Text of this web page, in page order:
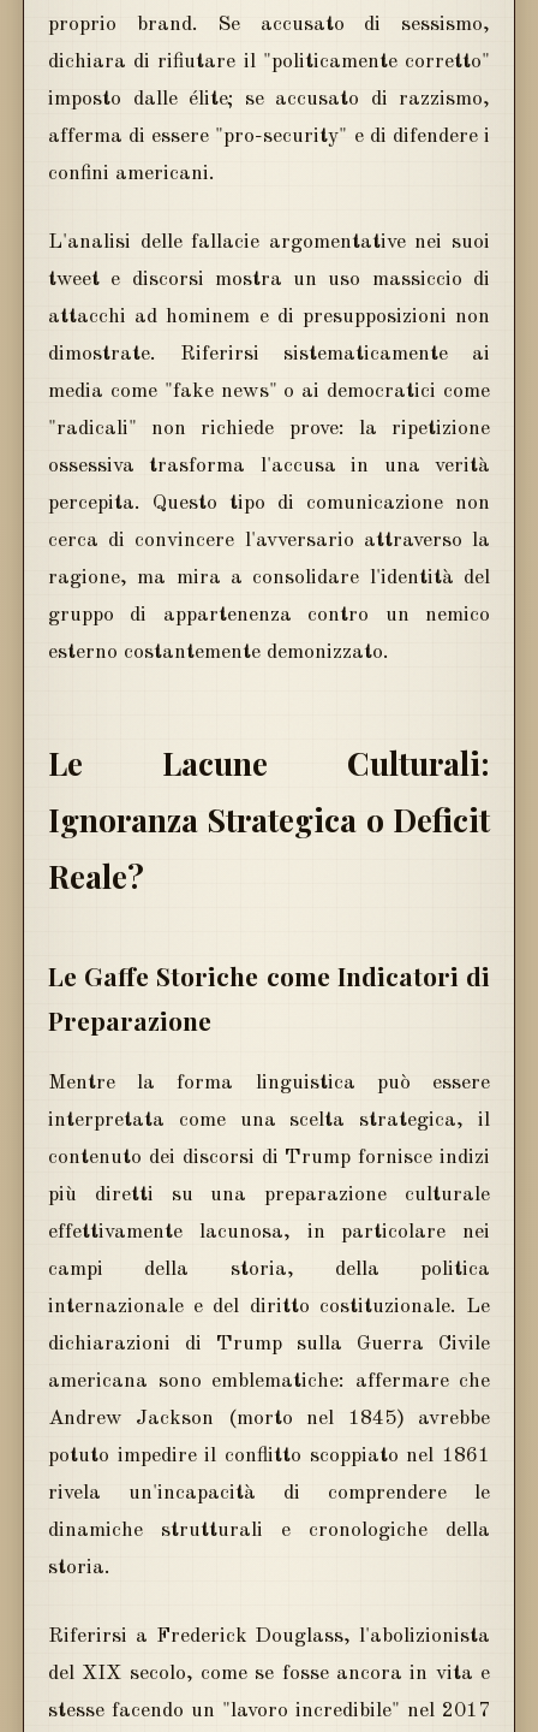
proprio brand. Se accusato di sessismo,
dichiara di rifiutare il "politicamente corretto"
imposto dalle élite; se accusato di razzismo,
afferma di essere "pro-security" e di difendere i
confini americani.
L'analisi delle fallacie argomentative nei suoi
tweet e discorsi mostra un uso massiccio di
attacchi ad hominem e di presupposizioni non
dimostrate. Riferirsi sistematicamente ai
media come "fake news" o ai democratici come
"radicali" non richiede prove: la ripetizione
ossessiva trasforma l'accusa in una verità
percepita. Questo tipo di comunicazione non
cerca di convincere l'avversario attraverso la
ragione, ma mira a consolidare l'identità del
gruppo di appartenenza contro un nemico
esterno costantemente demonizzato.
Le Lacune Culturali:
Ignoranza Strategica o Deficit
Reale?
Le Gaffe Storiche come Indicatori di
Preparazione
Mentre la forma linguistica può essere
interpretata come una scelta strategica, il
contenuto dei discorsi di Trump fornisce indizi
più diretti su una preparazione culturale
effettivamente lacunosa, in particolare nei
campi della storia, della politica
internazionale e del diritto costituzionale. Le
dichiarazioni di Trump sulla Guerra Civile
americana sono emblematiche: affermare che
Andrew Jackson (morto nel 1845) avrebbe
potuto impedire il conflitto scoppiato nel 1861
rivela un'incapacità di comprendere le
dinamiche strutturali e cronologiche della
storia.
Riferirsi a Frederick Douglass, l'abolizionista
del XIX secolo, come se fosse ancora in vita e
stesse facendo un "lavoro incredibile" nel 2017